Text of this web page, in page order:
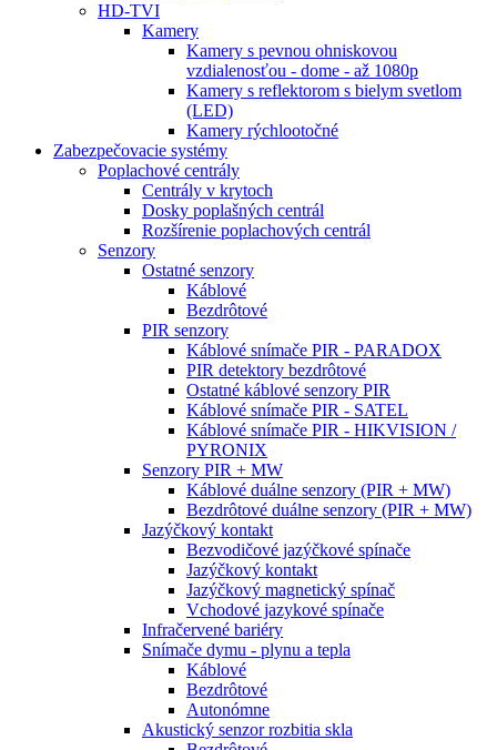
HD-TVI
Kamery
Kamery s pevnou ohniskovou
vzdialenosťou - dome - až 1080p
Kamery s reflektorom s bielym svetlom
(LED)
Kamery rýchlootočné
Zabezpečovacie systémy
Poplachové centrály
Centrály v krytoch
Dosky poplašných centrál
Rozšírenie poplachových centrál
Senzory
Ostatné senzory
Káblové
Bezdrôtové
PIR senzory
Káblové snímače PIR - PARADOX
PIR detektory bezdrôtové
Ostatné káblové senzory PIR
Káblové snímače PIR - SATEL
Káblové snímače PIR - HIKVISION /
PYRONIX
Senzory PIR + MW
Káblové duálne senzory (PIR + MW)
Bezdrôtové duálne senzory (PIR + MW)
Jazýčkový kontakt
Bezvodičové jazýčkové spínače
Jazýčkový kontakt
Jazýčkový magnetický spínač
Vchodové jazykové spínače
Infračervené bariéry
Snímače dymu - plynu a tepla
Káblové
Bezdrôtové
Autonómne
Akustický senzor rozbitia skla